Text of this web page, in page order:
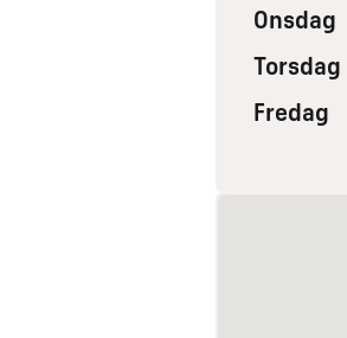
Onsdag
Torsdag
Fredag